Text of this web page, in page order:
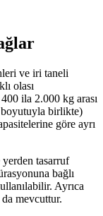
ve iri taneli
olası
ila 2.000 kg arası
boyutuyla birlikte)
göre ayrı
tasarruf
bağlı
Ayrıca
da mevcuttur.